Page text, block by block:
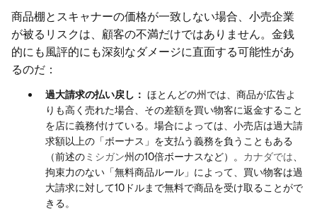
商品棚とスキャナーの価格が一致しない場合、小売企業
が被るリスクは、顧客の不満だけではありません。金銭
的にも風評的にも深刻なダメージに直面する可能性があ
るのだ：
過大請求の払い戻し： ほとんどの州では、商品が広告よ
りも高く売れた場合、その差額を買い物客に返金すること
を店に義務付けている。場合によっては、小売店は過大請
求額以上の「ボーナス」を支払う義務を負うこともある
（前述のミシガン州の10倍ボーナスなど）。 カナダでは、
拘束力のない「無料商品ルール」によって、買い物客は過
大請求に対して10ドルまで無料で商品を受け取ることがで
きる。